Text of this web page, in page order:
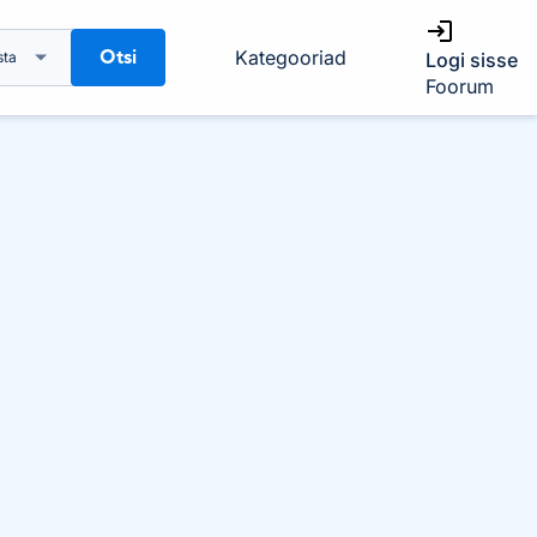
Otsi Kategooriad
Logi sisse
Foorum